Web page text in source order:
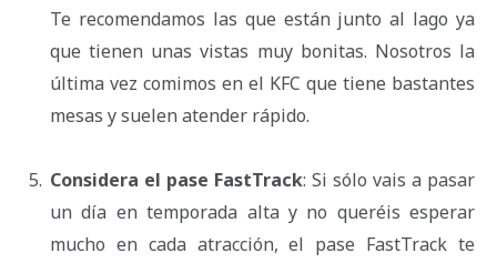
Te recomendamos las que están junto al lago ya
que tienen unas vistas muy bonitas. Nosotros la
última vez comimos en el KFC que tiene bastantes
mesas y suelen atender rápido.
Considera el pase FastTrack: Si sólo vais a pasar
un día en temporada alta y no queréis esperar
mucho en cada atracción, el pase FastTrack te